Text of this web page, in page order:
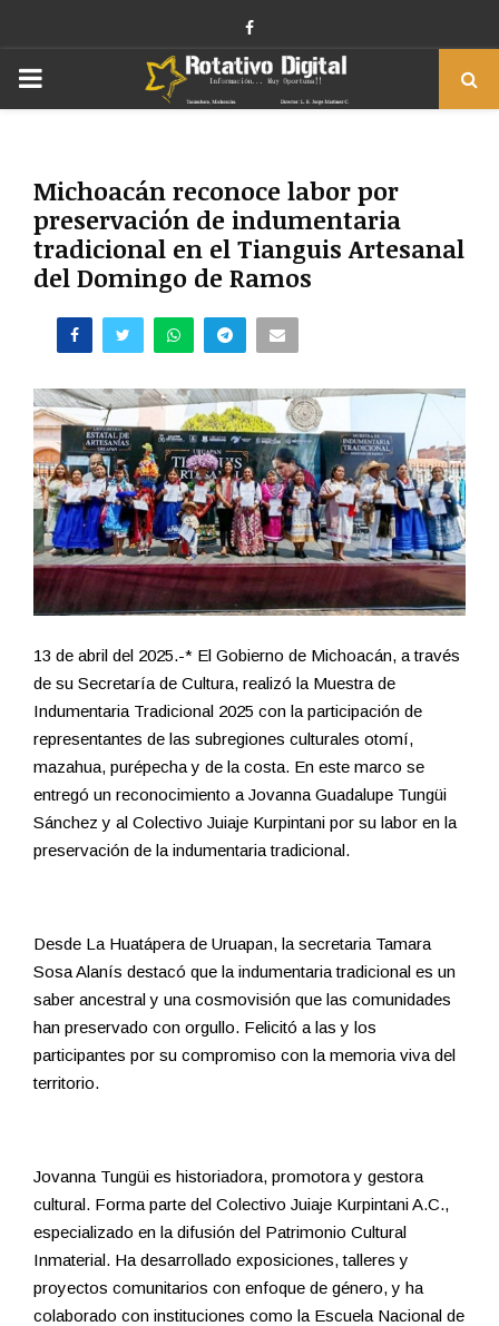
Facebook
PRIMARY
Michoacán reconoce labor por
preservación de indumentaria
tradicional en el Tianguis Artesanal
del Domingo de Ramos
13 de abril del 2025.-* El Gobierno de Michoacán, a través
de su Secretaría de Cultura, realizó la Muestra de
Indumentaria Tradicional 2025 con la participación de
representantes de las subregiones culturales otomí,
mazahua, purépecha y de la costa. En este marco se
entregó un reconocimiento a Jovanna Guadalupe Tungüi
Sánchez y al Colectivo Juiaje Kurpintani por su labor en la
preservación de la indumentaria tradicional.
Desde La Huatápera de Uruapan, la secretaria Tamara
Sosa Alanís destacó que la indumentaria tradicional es un
saber ancestral y una cosmovisión que las comunidades
han preservado con orgullo. Felicitó a las y los
participantes por su compromiso con la memoria viva del
territorio.
Jovanna Tungüi es historiadora, promotora y gestora
cultural. Forma parte del Colectivo Juiaje Kurpintani A.C.,
especializado en la difusión del Patrimonio Cultural
Inmaterial. Ha desarrollado exposiciones, talleres y
proyectos comunitarios con enfoque de género, y ha
colaborado con instituciones como la Escuela Nacional de